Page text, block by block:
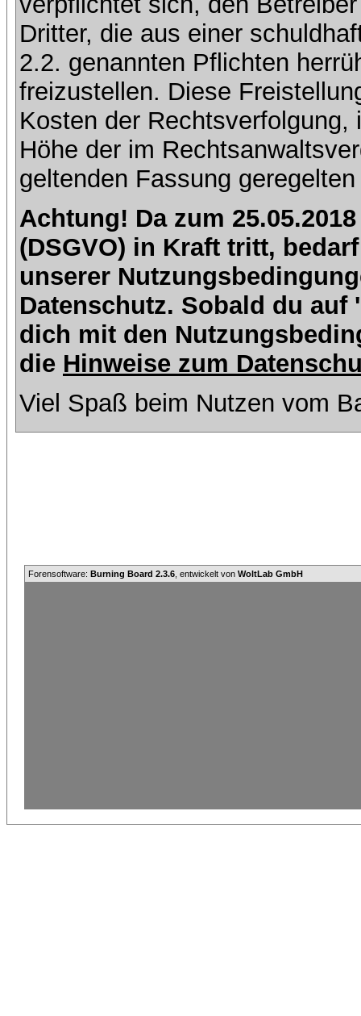
Dritter, die aus einer
2.2. genannten Pflichten
freizustellen. Diese
Kosten der
Höhe der im
geltenden Fassung
Achtung! Da zum
(DSGVO) in Kraft tritt,
unserer
Datenschutz. Sobald du
dich mit den
die Hinweise zum
Viel Spaß beim Nutzen vom
Forensoftware: Burning Board 2.3.6 , entwickelt von WoltLab GmbH